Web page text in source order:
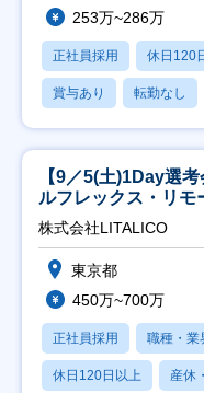
253万~286万
正社員採用 休日120
賞与あり 転勤なし
【9／5(土)1Day選
ルフレックス・リモ
株式会社LITALICO
東京都
450万~700万
正社員採用 職種・業
休日120日以上 産休